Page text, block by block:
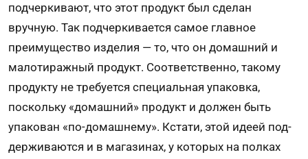
подчеркивают, что этот продукт был сделан
вручную. Так подчеркивается самое главное
преимущест­во изделия — то, что он домашний и
малоти­ражный продукт. Соответственно, такому
продукту не требуется специ­альная упаковка,
поскольку «домашний» про­дукт и должен быть
упакован «по-домашнему». Кстати, этой идеей под­
держиваются и в магазинах, у которых на полках